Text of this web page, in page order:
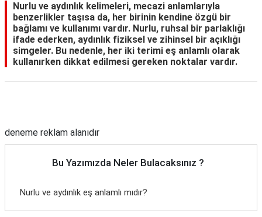
Nurlu ve aydınlık kelimeleri, mecazi anlamlarıyla
benzerlikler taşısa da, her birinin kendine özgü bir
bağlamı ve kullanımı vardır. Nurlu, ruhsal bir parlaklığı
ifade ederken, aydınlık fiziksel ve zihinsel bir açıklığı
simgeler. Bu nedenle, her iki terimi eş anlamlı olarak
kullanırken dikkat edilmesi gereken noktalar vardır.
deneme reklam alanıdır
Bu Yazımızda Neler Bulacaksınız ?
Nurlu ve aydınlık eş anlamlı mıdır?